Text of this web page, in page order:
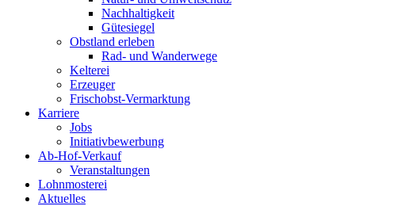
Nachhaltigkeit
Gütesiegel
Obstland erleben
Rad- und Wanderwege
Kelterei
Erzeuger
Frischobst-Vermarktung
Karriere
Jobs
Initiativbewerbung
Ab-Hof-Verkauf
Veranstaltungen
Lohnmosterei
Aktuelles